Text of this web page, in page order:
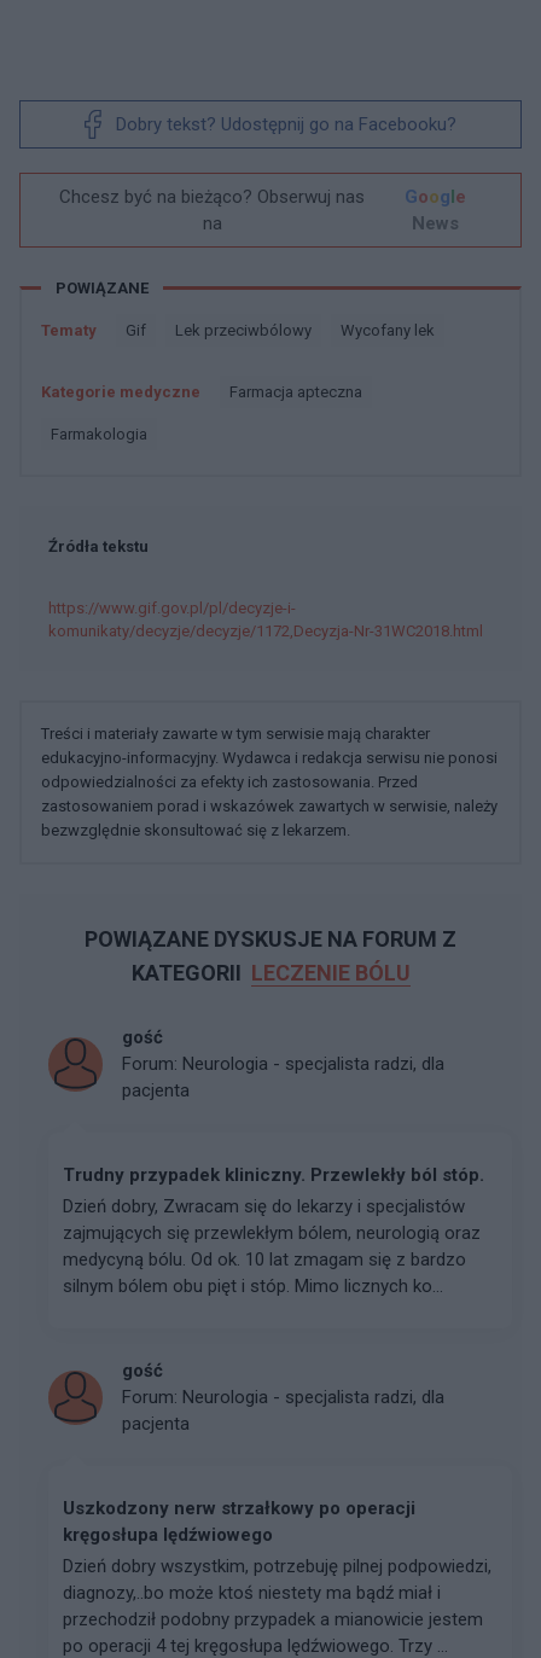
Dobry tekst? Udostępnij go na Facebooku?
Chcesz być na bieżąco? Obserwuj nas
na
Google
News
POWIĄZANE
Tematy Gif Lek przeciwbólowy Wycofany lek
Kategorie medyczne Farmacja apteczna
Farmakologia
Źródła tekstu
https://www.gif.gov.pl/pl/decyzje-i-
komunikaty/decyzje/decyzje/1172,Decyzja-Nr-31WC2018.html
Treści i materiały zawarte w tym serwisie mają charakter
edukacyjno-informacyjny. Wydawca i redakcja serwisu nie ponosi
odpowiedzialności za efekty ich zastosowania. Przed
zastosowaniem porad i wskazówek zawartych w serwisie, należy
bezwzględnie skonsultować się z lekarzem.
POWIĄZANE DYSKUSJE NA FORUM Z
KATEGORII LECZENIE BÓLU
gość
Forum: Neurologia - specjalista radzi, dla
pacjenta
Trudny przypadek kliniczny. Przewlekły ból stóp.
Dzień dobry, Zwracam się do lekarzy i specjalistów
zajmujących się przewlekłym bólem, neurologią oraz
medycyną bólu. Od ok. 10 lat zmagam się z bardzo
silnym bólem obu pięt i stóp. Mimo licznych ko...
gość
Forum: Neurologia - specjalista radzi, dla
pacjenta
Uszkodzony nerw strzałkowy po operacji
kręgosłupa lędźwiowego
Dzień dobry wszystkim, potrzebuję pilnej podpowiedzi,
diagnozy,..bo może ktoś niestety ma bądź miał i
przechodził podobny przypadek a mianowicie jestem
po operacji 4 tej kręgosłupa lędźwiowego. Trzy ...